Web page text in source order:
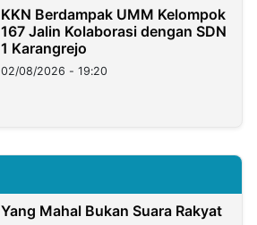
KKN Berdampak UMM Kelompok
167 Jalin Kolaborasi dengan SDN
1 Karangrejo
02/08/2026 - 19:20
Yang Mahal Bukan Suara Rakyat